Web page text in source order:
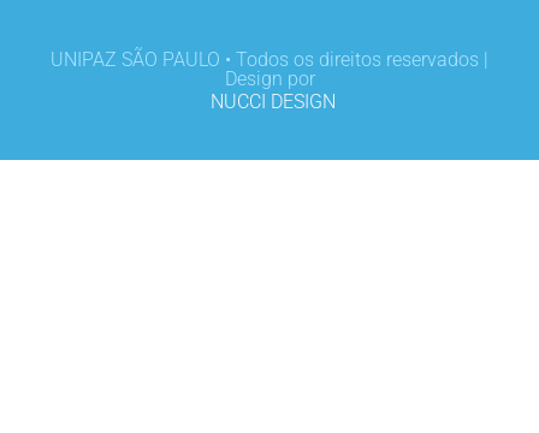
UNIPAZ SÃO PAULO • Todos os direitos reservados |
Design por
NUCCI DESIGN